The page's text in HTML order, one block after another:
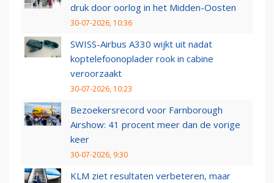
druk door oorlog in het Midden-Oosten
30-07-2026, 10:36
SWISS-Airbus A330 wijkt uit nadat
koptelefoonoplader rook in cabine
veroorzaakt
30-07-2026, 10:23
Bezoekersrecord voor Farnborough
Airshow: 41 procent meer dan de vorige
keer
30-07-2026, 9:30
KLM ziet resultaten verbeteren, maar